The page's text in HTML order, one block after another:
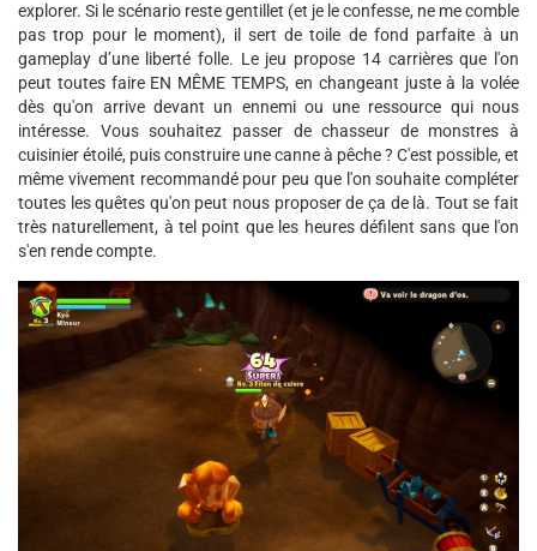
explorer. Si le scénario reste gentillet (et je le confesse, ne me comble
pas trop pour le moment), il sert de toile de fond parfaite à un
gameplay d’une liberté folle. Le jeu propose 14 carrières que l'on
peut toutes faire EN MÊME TEMPS, en changeant juste à la volée
dès qu'on arrive devant un ennemi ou une ressource qui nous
intéresse. Vous souhaitez passer de chasseur de monstres à
cuisinier étoilé, puis construire une canne à pêche ? C'est possible, et
même vivement recommandé pour peu que l'on souhaite compléter
toutes les quêtes qu'on peut nous proposer de ça de là. Tout se fait
très naturellement, à tel point que les heures défilent sans que l'on
s'en rende compte.